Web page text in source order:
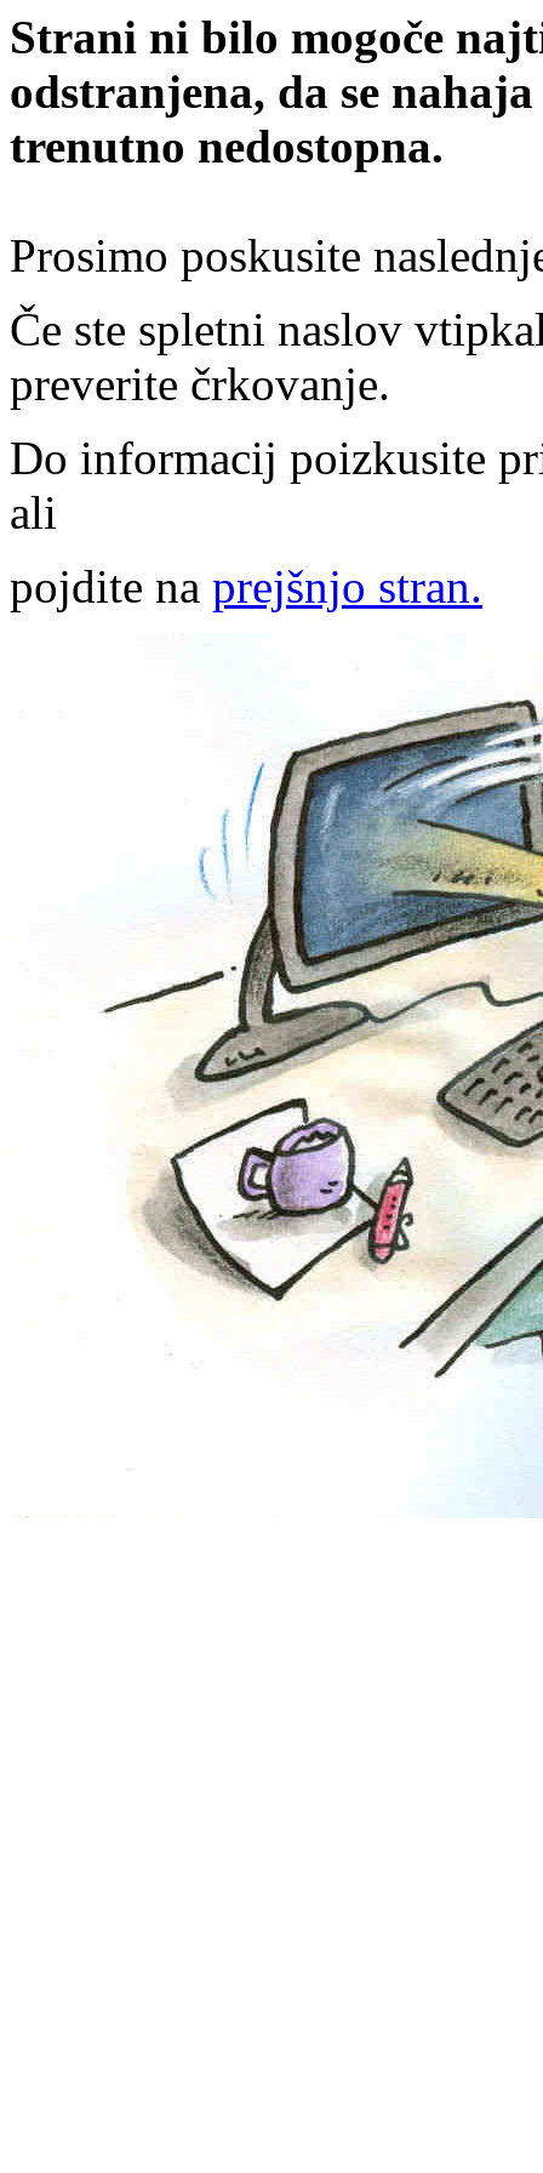
Strani ni bilo mogoče
odstranjena, da se
trenutno nedostopna.
Prosimo poskusite
Če ste spletni naslov
preverite črkovanje.
Do informacij poizkusite
ali
pojdite na prejšnjo stran.